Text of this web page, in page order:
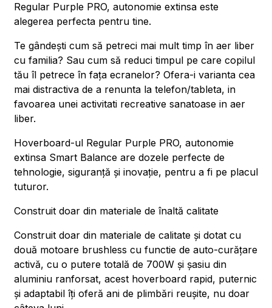
Regular Purple PRO, autonomie extinsa este
alegerea perfecta pentru tine.
Te gândești cum să petreci mai mult timp în aer liber
cu familia? Sau cum să reduci timpul pe care copilul
tău îl petrece în fața ecranelor? Ofera-i varianta cea
mai distractiva de a renunta la telefon/tableta, in
favoarea unei activitati recreative sanatoase in aer
liber.
Hoverboard-ul Regular Purple PRO, autonomie
extinsa Smart Balance are dozele perfecte de
tehnologie, siguranță și inovație, pentru a fi pe placul
tuturor.
Construit doar din materiale de înaltă calitate
Construit doar din materiale de calitate și dotat cu
două motoare brushless cu functie de auto-curățare
activă, cu o putere totală de 700W și șasiu din
aluminiu ranforsat, acest hoverboard rapid, puternic
și adaptabil îți oferă ani de plimbări reușite, nu doar